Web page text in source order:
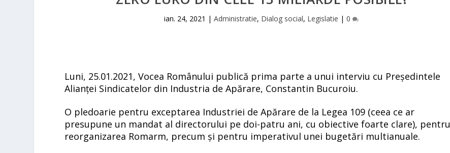
ian. 24, 2021 |Administratie, Dialog social, Legislatie |0
Luni, 25.01.2021, Vocea Românului publică prima parte a unui interviu cu Președintele
Alianței Sindicatelor din Industria de Apărare, Constantin Bucuroiu.
O pledoarie pentru exceptarea Industriei de Apărare de la Legea 109 (ceea ce ar
presupune un mandat al directorului pe doi-patru ani, cu obiective foarte clare), pentru
reorganizarea Romarm, precum și pentru imperativul unei bugetări multianuale.